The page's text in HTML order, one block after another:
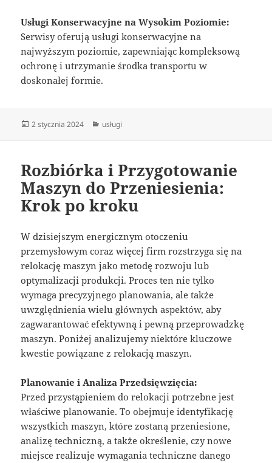
Usługi Konserwacyjne na Wysokim Poziomie:
Serwisy oferują usługi konserwacyjne na
najwyższym poziomie, zapewniając kompleksową
ochronę i utrzymanie środka transportu w
doskonałej formie.
Data
2 stycznia 2024 Kategorie
usługi
Rozbiórka i Przygotowanie
Maszyn do Przeniesienia:
Krok po kroku
W dzisiejszym energicznym otoczeniu
przemysłowym coraz więcej firm rozstrzyga się na
relokację maszyn jako metodę rozwoju lub
optymalizacji produkcji. Proces ten nie tylko
wymaga precyzyjnego planowania, ale także
uwzględnienia wielu głównych aspektów, aby
zagwarantować efektywną i pewną przeprowadzkę
maszyn. Poniżej analizujemy niektóre kluczowe
kwestie powiązane z relokacją maszyn.
Planowanie i Analiza Przedsięwzięcia:
Przed przystąpieniem do relokacji potrzebne jest
właściwe planowanie. To obejmuje identyfikację
wszystkich maszyn, które zostaną przeniesione,
analizę techniczną, a także określenie, czy nowe
miejsce realizuje wymagania techniczne danego